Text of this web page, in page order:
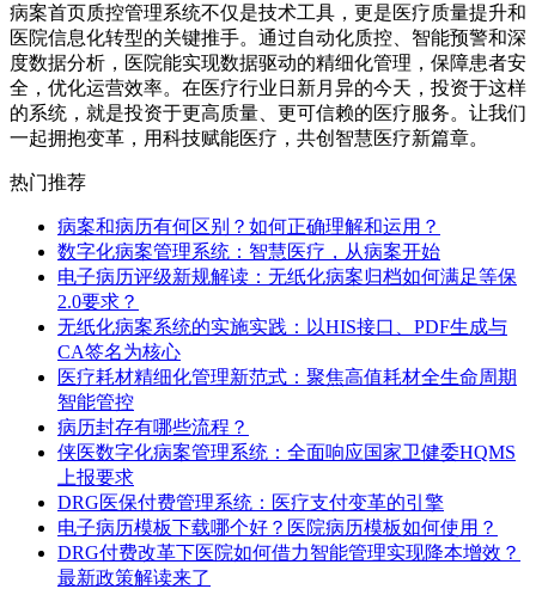
病案首页质控管理系统不仅是技术工具，更是医疗质量提升和
医院信息化转型的关键推手。通过自动化质控、智能预警和深
度数据分析，医院能实现数据驱动的精细化管理，保障患者安
全，优化运营效率。在医疗行业日新月异的今天，投资于这样
的系统，就是投资于更高质量、更可信赖的医疗服务。让我们
一起拥抱变革，用科技赋能医疗，共创智慧医疗新篇章。
热门推荐
病案和病历有何区别？如何正确理解和运用？
数字化病案管理系统：智慧医疗，从病案开始
电子病历评级新规解读：无纸化病案归档如何满足等保
2.0要求？
无纸化病案系统的实施实践：以HIS接口、PDF生成与
CA签名为核心
医疗耗材精细化管理新范式：聚焦高值耗材全生命周期
智能管控
病历封存有哪些流程？
侠医数字化病案管理系统：全面响应国家卫健委HQMS
上报要求
DRG医保付费管理系统：医疗支付变革的引擎
电子病历模板下载哪个好？医院病历模板如何使用？
DRG付费改革下医院如何借力智能管理实现降本增效？
最新政策解读来了